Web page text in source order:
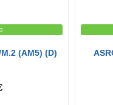
(AM5) (D)